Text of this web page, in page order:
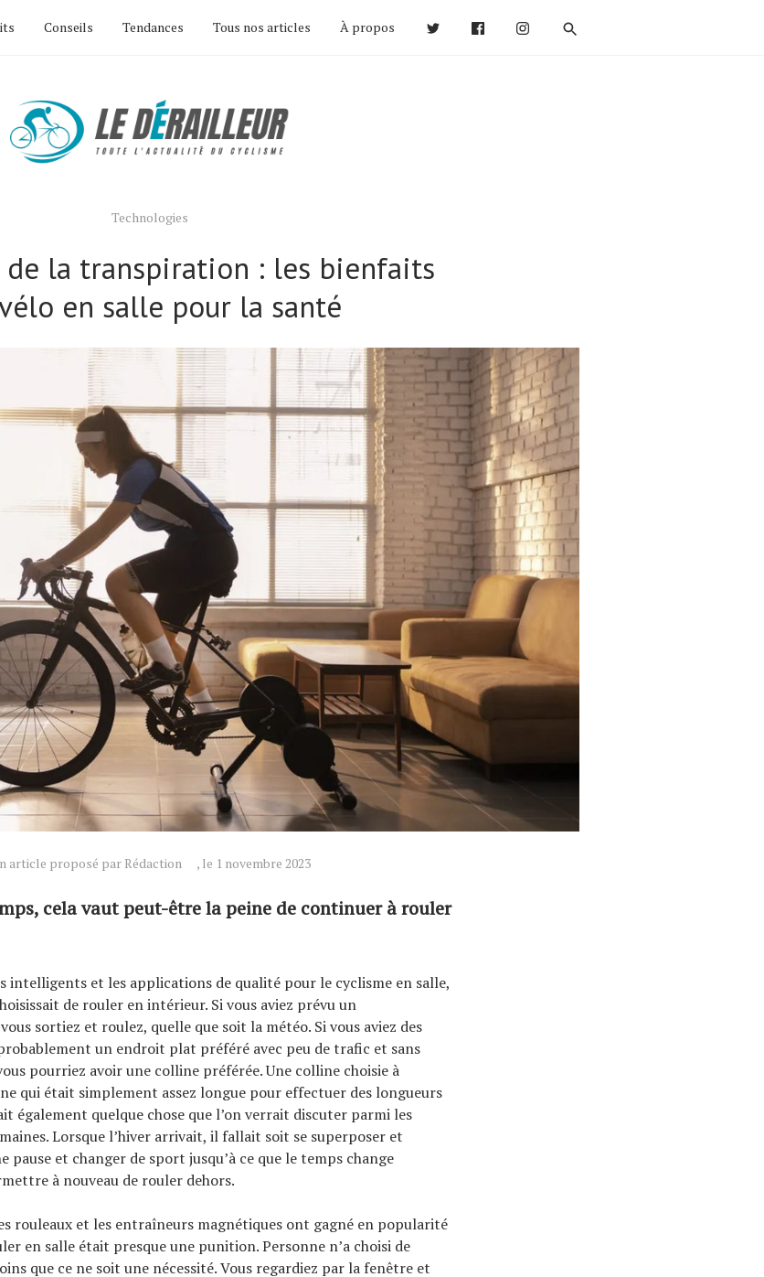
Conseils Tendances Tous nos articles À propos
Technologies
de la transpiration : les bienfaits
en salle pour la santé
article proposé par Rédaction , le 1 novembre 2023
cela vaut peut-être la peine de continuer à rouler
intelligents et les applications de qualité pour le cyclisme en salle,
de rouler en intérieur. Si vous aviez prévu un
sortiez et roulez, quelle que soit la météo. Si vous aviez des
un endroit plat préféré avec peu de trafic et sans
pourriez avoir une colline préférée. Une colline choisie à
qui était simplement assez longue pour effectuer des longueurs
également quelque chose que l’on verrait discuter parmi les
Lorsque l’hiver arrivait, il fallait soit se superposer et
pause et changer de sport jusqu’à ce que le temps change
à nouveau de rouler dehors.
rouleaux et les entraîneurs magnétiques ont gagné en popularité
en salle était presque une punition. Personne n’a choisi de
que ce ne soit une nécessité. Vous regardiez par la fenêtre et